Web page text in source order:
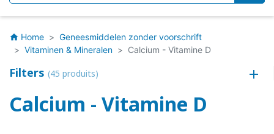
home Home
Geneesmiddelen zonder voorschrift
Vitaminen & Mineralen
Calcium - Vitamine D
Filters (45 produits)
Calcium - Vitamine D